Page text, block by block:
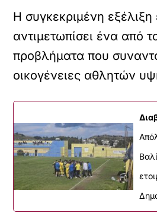
Η συγκεκριμένη εξέλιξη
αντιμετωπίσει ένα από
προβλήματα που
οικογένειες αθλητών